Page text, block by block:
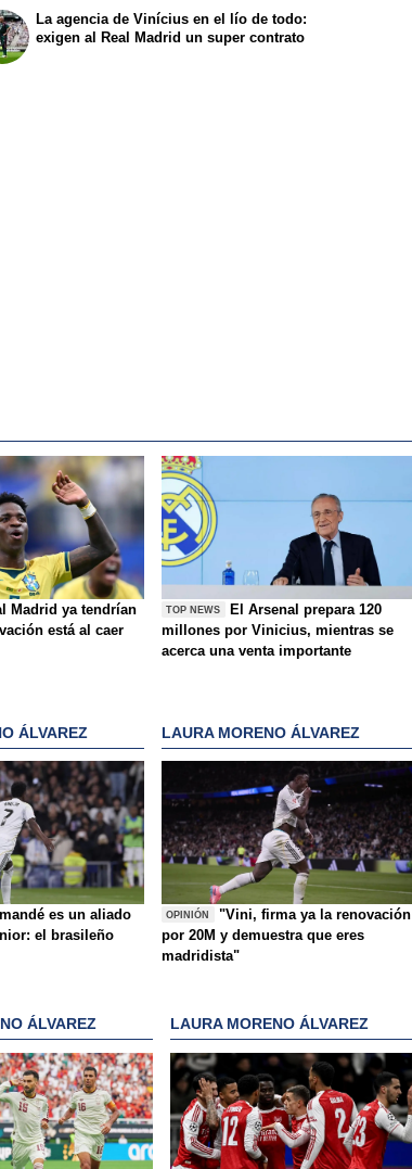
La agencia de Vinícius en el lío de todo:
exigen al Real Madrid un super contrato
Madrid ya tendrían
está al caer
TOP NEWS
El Arsenal prepara 120
millones por Vinicius, mientras se
acerca una venta importante
ÁLVAREZ
es un aliado
el brasileño
LAURA MORENO ÁLVAREZ
OPINIÓN
"Vini, firma ya la renovación
por 20M y demuestra que eres
madridista"
ÁLVAREZ LAURA MORENO ÁLVAREZ